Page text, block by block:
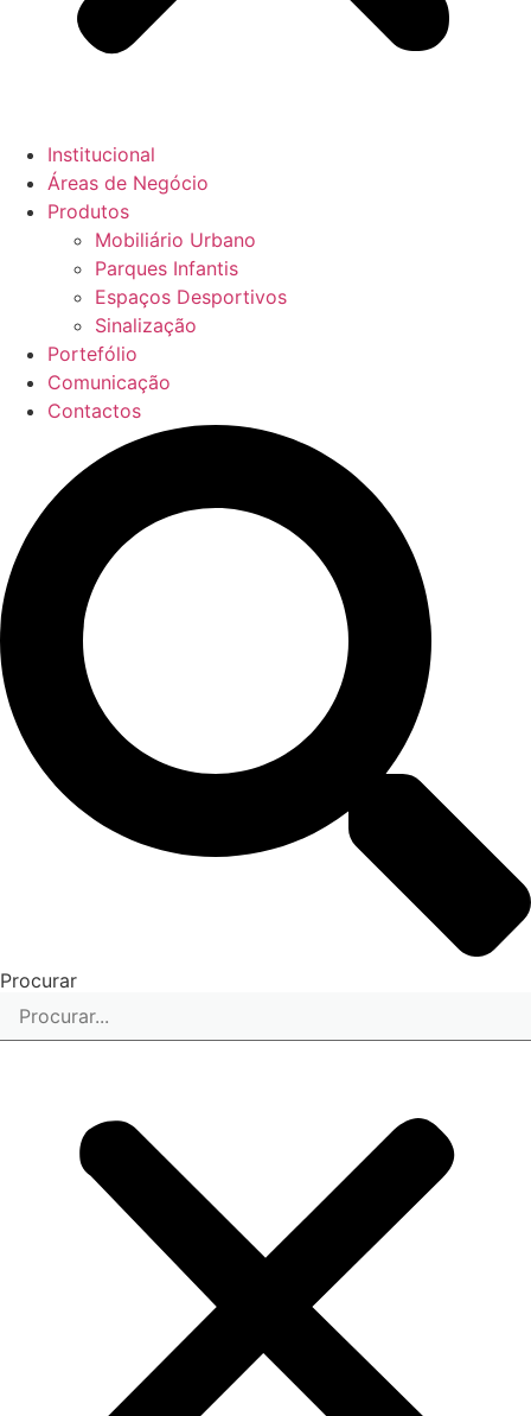
Institucional
Áreas de Negócio
Produtos
Mobiliário Urbano
Parques Infantis
Espaços Desportivos
Sinalização
Portefólio
Comunicação
Contactos
Procurar